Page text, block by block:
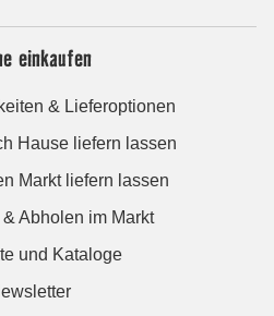
einkaufen
& Lieferoptionen
Hause liefern lassen
Markt liefern lassen
Abholen im Markt
und Kataloge